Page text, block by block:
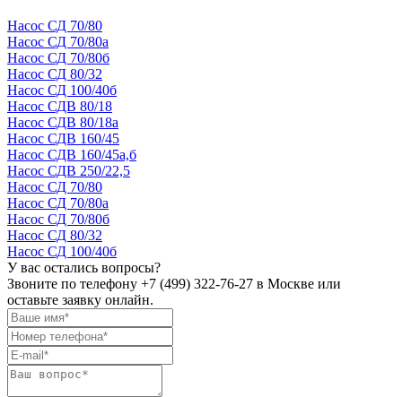
Насос СД 70/80
Насос СД 70/80а
Насос СД 70/80б
Насос СД 80/32
Насос СД 100/40б
Насос СДВ 80/18
Насос СДВ 80/18а
Насос СДВ 160/45
Насос СДВ 160/45а,б
Насос СДВ 250/22,5
Насос СД 70/80
Насос СД 70/80а
Насос СД 70/80б
Насос СД 80/32
Насос СД 100/40б
У вас остались вопросы?
Звоните по телефону +7 (499) 322-76-27 в Москве или
оставьте заявку онлайн.